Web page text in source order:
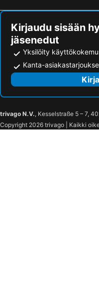
Kirjaudu sisään
jäsenedut
Yksilöity
Kanta-
trivago N.V., Kesselstraße 5 – 7,
Copyright 2026 trivago | Kaikki